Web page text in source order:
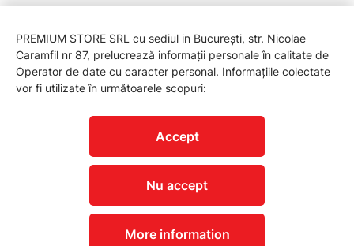
PREMIUM STORE SRL cu sediul in București, str. Nicolae
Caramfil nr 87, prelucrează informații personale în calitate de
Operator de date cu caracter personal. Informațiile colectate
vor fi utilizate în următoarele scopuri:
Accept
Nu accept
More information